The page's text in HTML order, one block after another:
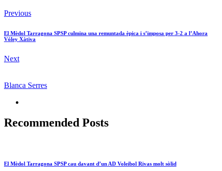
Previous
El Mèdol Tarragona SPSP culmina una remuntada èpica i s’imposa per 3-2 a l’Ahora
Vóley Xàtiva
Next
Blanca Serres
Recommended Posts
El Mèdol Tarragona SPSP cau davant d’un AD Voleibol Rivas molt sòlid